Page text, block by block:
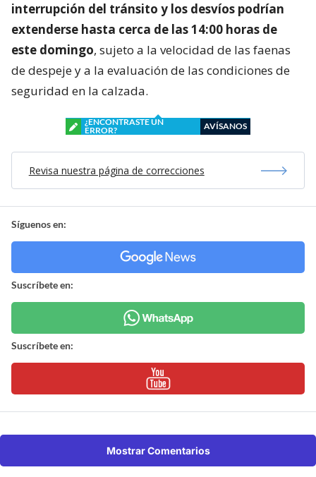
interrupción del tránsito y los desvíos podrían
extenderse hasta cerca de las 14:00 horas de
este domingo, sujeto a la velocidad de las faenas
de despeje y a la evaluación de las condiciones de
seguridad en la calzada.
¿ENCONTRASTE UN
ERROR?
AVÍSANOS
Revisa nuestra página de correcciones
Síguenos en:
Suscríbete en:
Suscríbete en:
Mostrar Comentarios